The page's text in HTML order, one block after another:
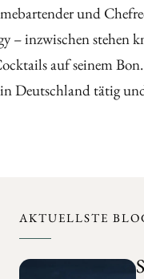
und
inzwischen stehen
auf seinem
Deutschland tätig
AKTUELLSTE